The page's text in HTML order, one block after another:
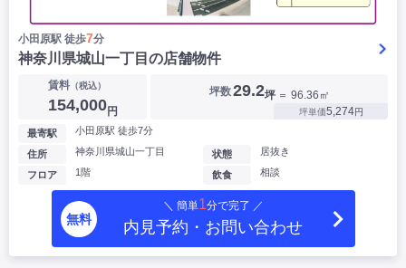
小田原駅 徒歩7分
神奈川県城山一丁目の店舗物件
賃料（税込）
154,000円
坪数29.2坪 ＝ 96.36㎡
坪単価5,274円
最寄駅 小田原駅 徒歩7分
住所 神奈川県城山一丁目
フロア 1階
状態 居抜き
飲食 相談
無料
＼ 簡単1分で完了 ／
内見予約・お問い合わせ